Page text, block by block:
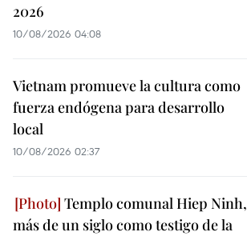
2026
10/08/2026 04:08
Vietnam promueve la cultura como
fuerza endógena para desarrollo
local
10/08/2026 02:37
Templo comunal Hiep Ninh,
más de un siglo como testigo de la